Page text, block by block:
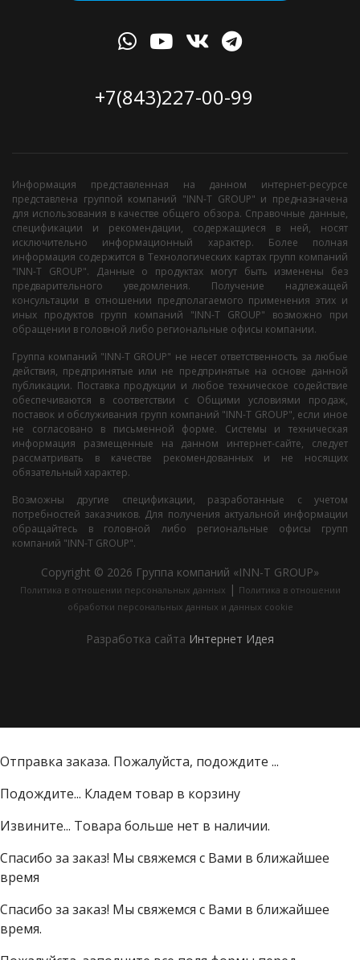
+7(843)227-00-99
Информация представленная на данном интернет-ресурсе
представлена группой компаний "INN-T GROUP" и предназначена
для использования в качестве общего обзора. Справочные данные,
спецификации и рекомендации, содержащиеся в ней, носят
исключительно информационный характер. Более полная
информация содержится в Технологических картах групп компаний
"INN-T GROUP". Данные о продуктах могут быть изменены без
предварительного уведомления. Получение надлежащей
консультации в отношении предполагаемого применения этих и
иных продуктов групп компаний "INN-T GROUP" возможно при
обращении в головной либо региональные офисы компании.
Группа компаний "INN-T GROUP" не несет ответственность за любые
действия, предпринятые или не предпринятые на основе данной
публикации. Поставка продукции и любое техническое содействие
обеспечиваются в соответствии с Общими условиями продаж,
поставок и обслуживания групп компаний "INN-T GROUP", если иное
не согласовано в письменной форме. Системы и техническая
информация размещенные на данном интернет-сайте, следует
рассматривать в качестве рекомендованных и не носящих
обязательный характер.
Возможны другие спецификации, разработанные с учетом
потребностей заказчиков. Для получения актуальной информации
обращайтесь в головной либо региональные офисы групп
компаний "INN-T GROUP".
Copyright © 2026 Группа компаний «INN-T GROUP»
Политика в отношении персональных данных | Политика в отношении
обработки персональных данных и данных cookie
Разработка сайта Интернет Идея
Отправка заказа. Пожалуйста, подождите ...
Подождите... Кладем товар в корзину
Извините... Товара больше нет в наличии.
Спасибо за заказ! Мы свяжемся с Вами в ближайшее
время
Спасибо за заказ! Мы свяжемся с Вами в ближайшее
время.